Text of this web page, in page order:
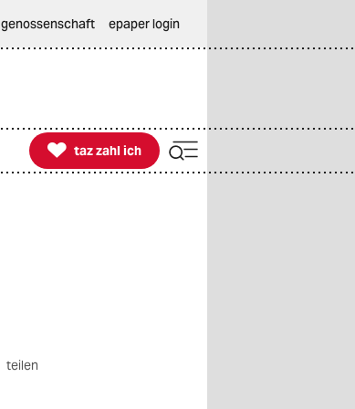
genossenschaft epaper login

taz zahl ich
taz zahl ich
teilen